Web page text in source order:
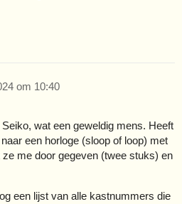
om 10:40
wat een geweldig mens. Heeft
een horloge (sloop of loop) met
me door gegeven (twee stuks) en
een lijst van alle kastnummers die